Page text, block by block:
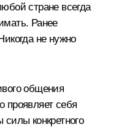
стране всегда
Ранее
не нужно
общения
проявляет себя
конкретного